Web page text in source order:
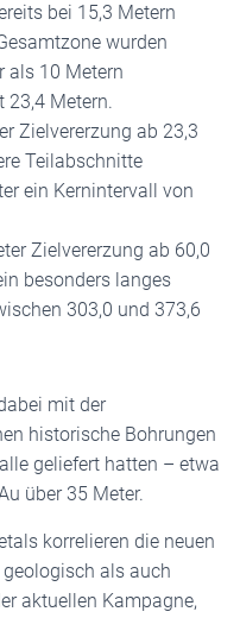
bei 15,3 Metern
wurden
als 10 Metern
23,4 Metern.
Zielvererzung ab 23,3
Teilabschnitte
ein Kernintervall von
Zielvererzung ab 60,0
besonders langes
303,0 und 373,6
mit der
historische Bohrungen
geliefert hatten – etwa
über 35 Meter.
korrelieren die neuen
als auch
aktuellen Kampagne,